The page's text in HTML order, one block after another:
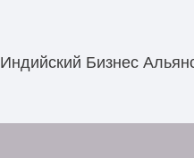
Индийский Бизнес